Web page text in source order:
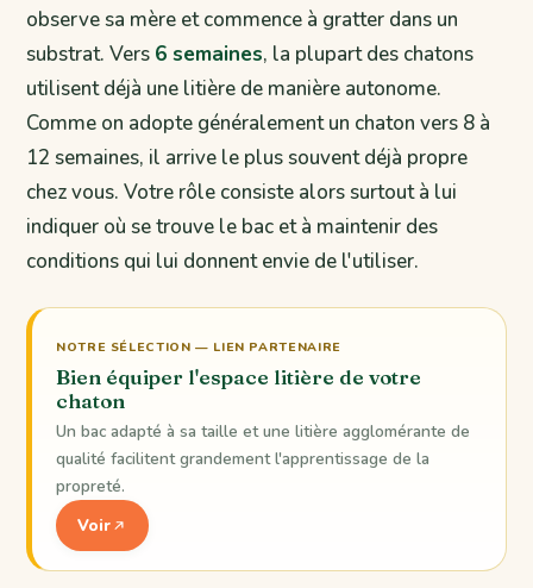
observe sa mère et commence à gratter dans un
substrat. Vers 6 semaines, la plupart des chatons
utilisent déjà une litière de manière autonome.
Comme on adopte généralement un chaton vers 8 à
12 semaines, il arrive le plus souvent déjà propre
chez vous. Votre rôle consiste alors surtout à lui
indiquer où se trouve le bac et à maintenir des
conditions qui lui donnent envie de l'utiliser.
NOTRE SÉLECTION — LIEN PARTENAIRE
Bien équiper l'espace litière de votre
chaton
Un bac adapté à sa taille et une litière agglomérante de
qualité facilitent grandement l'apprentissage de la
propreté.
Voir